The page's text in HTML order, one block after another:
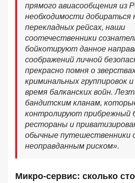
прямого авиасообщения из
необходимости добираться
перекладных рейсах, наши
соотечественники
бойкотируют данное
соображений личной
прекрасно помня о
криминальных группировок и
время балканских войн.
бандитским кланам,
контролируют прибрежный
рестораны и
обычные путешественники
неоправданным риском».
Микро-сервис: сколько